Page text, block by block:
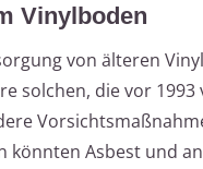
Vinylboden
von älteren
solchen, die vor
könnten Asbest und